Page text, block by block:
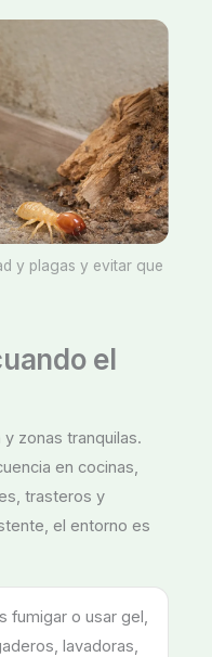
y plagas y evitar que
el
zonas tranquilas.
en cocinas,
trasteros y
el entorno es
fumigar o usar gel,
lavadoras,